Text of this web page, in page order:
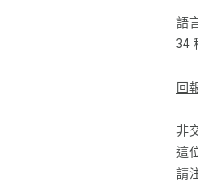
回
語
34
非
這
請